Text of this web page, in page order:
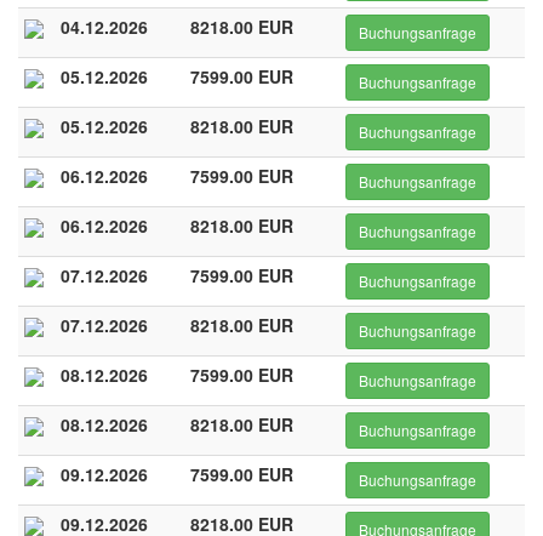
04.12.2026 8218.00 EUR Buchungsanfrage
05.12.2026 7599.00 EUR Buchungsanfrage
05.12.2026 8218.00 EUR Buchungsanfrage
06.12.2026 7599.00 EUR Buchungsanfrage
06.12.2026 8218.00 EUR Buchungsanfrage
07.12.2026 7599.00 EUR Buchungsanfrage
07.12.2026 8218.00 EUR Buchungsanfrage
08.12.2026 7599.00 EUR Buchungsanfrage
08.12.2026 8218.00 EUR Buchungsanfrage
09.12.2026 7599.00 EUR Buchungsanfrage
09.12.2026 8218.00 EUR Buchungsanfrage